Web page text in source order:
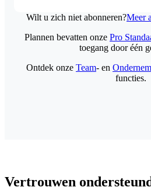
Wilt u zich niet abonneren?Meer
Plannen bevatten onze Pro
toegang door één
Ontdek onze Team- en
functies.
Vertrouwen